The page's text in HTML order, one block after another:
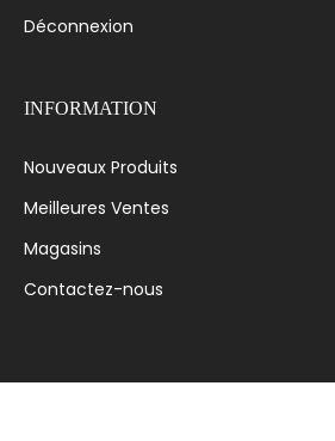
Déconnexion
INFORMATION
Nouveaux Produits
Meilleures Ventes
Magasins
Contactez-nous